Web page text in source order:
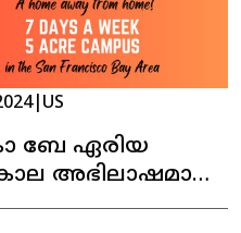
| US
ബേ ഏരിയ
അഭിലാഷമായ
!